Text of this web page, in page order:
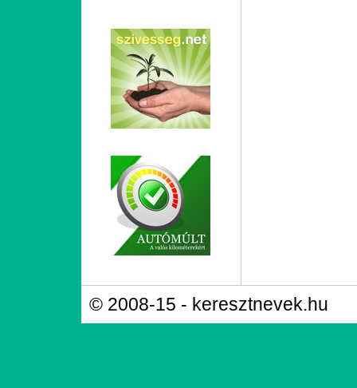
© 2008-15 - keresztnevek.hu